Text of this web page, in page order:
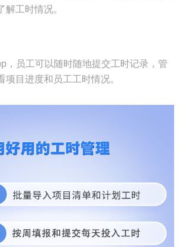
解工时情况。
，员工可以随时随地提交工时记录，管
项目进度和员工工时情况。